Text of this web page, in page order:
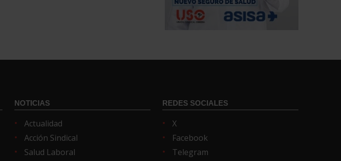
NOTICIAS
Actualidad
Acción Sindical
Salud Laboral
REDES SOCIALES
X
Facebook
Telegram